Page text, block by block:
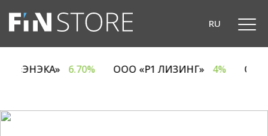
RU
«ЭНЭКА» 6.70% ООО «Р1 ЛИЗИНГ» 4%